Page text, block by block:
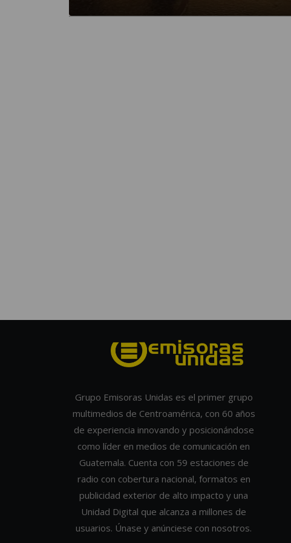
Grupo Emisoras Unidas es el primer grupo
multimedios de Centroamérica, con 60 años
de experiencia innovando y posicionándose
como líder en medios de comunicación en
Guatemala. Cuenta con 59 estaciones de
radio con cobertura nacional, formatos en
publicidad exterior de alto impacto y una
Unidad Digital que alcanza a millones de
usuarios. Únase y anúnciese con nosotros.